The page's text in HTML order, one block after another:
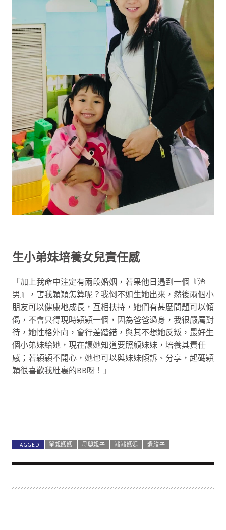
生小弟妹培養女兒責任感
「加上我命中注定有兩段婚姻，若果他日遇到一個『渣
男』，害我穎穎怎算呢？我倒不如生她出來，然後兩個小
朋友可以健康地成長，互相扶持，她們有甚麼問題可以傾
偈，不會只得現時穎穎一個，因為爸爸過身，我很嚴厲對
待，她性格外向，會行差踏錯，與其不想她反叛，最好生
個小弟妹給她，現在讓她知道要照顧妹妹，培養其責任
感；若穎穎不開心，她也可以與妹妹傾訴、分享，起碼穎
穎很喜歡我肚裏的BB呀！」